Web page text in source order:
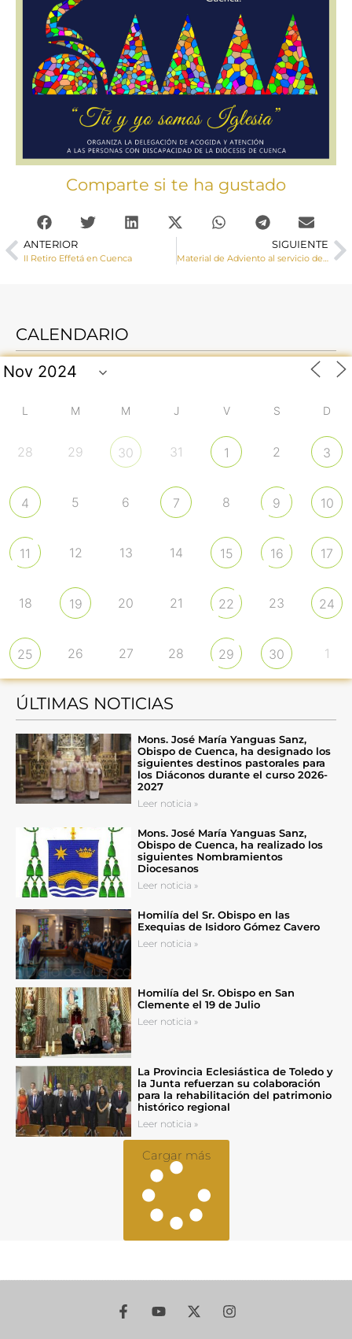
Comparte si te ha gustado
ANTERIOR
II Retiro Effetá en Cuenca
SIGUIENTE
Material de Adviento al servicio de la discapacidad
CALENDARIO
L M M J V S D
28 29 30 31 1 2 3
4 5 6 7 8 9 10
11 12 13 14 15 16 17
18 19 20 21 22 23 24
25 26 27 28 29 30 1
ÚLTIMAS NOTICIAS
Mons. José María Yanguas Sanz,
Obispo de Cuenca, ha designado los
siguientes destinos pastorales para
los Diáconos durante el curso 2026-
2027
Leer noticia »
Mons. José María Yanguas Sanz,
Obispo de Cuenca, ha realizado los
siguientes Nombramientos
Diocesanos
Leer noticia »
Homilía del Sr. Obispo en las
Exequias de Isidoro Gómez Cavero
Leer noticia »
Homilía del Sr. Obispo en San
Clemente el 19 de Julio
Leer noticia »
La Provincia Eclesiástica de Toledo y
la Junta refuerzan su colaboración
para la rehabilitación del patrimonio
histórico regional
Leer noticia »
Cargar más